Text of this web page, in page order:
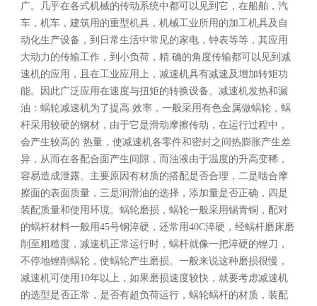
广。几乎在各式机械的传动系统中都可以见到它，在船舶，汽
车，机车，建筑用的重型机具，机械工业所用的加工机具及自
动化生产设备，到日常生活中常见的家电，钟表等等，其应用
大动力的传输工作，到小负荷，精.确的角度传输都可以见到减
速机的应用，且在工业应用上，减速机具有减速及增加转矩功
能。因此广泛应用在速度与扭矩的转换设备。减速机发热和漏
油：蜗轮减速机为了提高.效率，一般采用有色金属做蜗轮，蜗
杆采用较硬的钢材，由于它是滑动摩擦传动，在运行过程中，
会产生较高的 热量，使减速机各零件和密封之间热膨胀产生差
异，从而在各配合面产生间隙，而油液由于温度的升高变稀，
容易造成泄露。主要原因有材质的搭配是否合理，二是啮合摩
擦面的表面质量，三是润滑油的选择，添加量是否正确，四是
装配质量和使用环境。蜗轮磨损，蜗轮一般采用锡青铜，配对
的蜗杆材料一般用45号钢淬硬，还常用40C淬硬，经蜗杆磨床磨
削至粗糙度，减速机正常运行时，蜗杆就像一把淬硬的锉刀，
不停地锉削蜗轮，使蜗轮产生磨损。一般来说这种磨损很慢，
减速机可使用10年以上，如果磨损速度较快，就要考虑减速机
的选型是否正常，是否有超负荷运行，蜗轮蜗杆的材质，装配